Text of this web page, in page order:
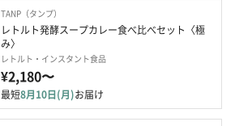
TANP（タンプ）
レトルト発酵スープカレー食べ比べセット〈極
み〉
レトルト・インスタント食品
¥2,180〜
最短8月10日(月)お届け